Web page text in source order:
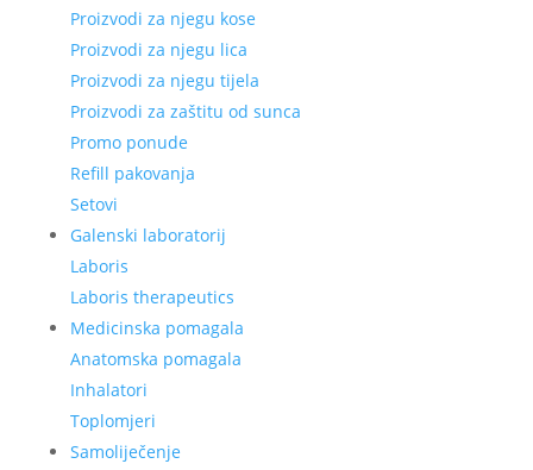
Proizvodi za njegu kose
Proizvodi za njegu lica
Proizvodi za njegu tijela
Proizvodi za zaštitu od sunca
Promo ponude
Refill pakovanja
Setovi
Galenski laboratorij
Laboris
Laboris therapeutics
Medicinska pomagala
Anatomska pomagala
Inhalatori
Toplomjeri
Samoliječenje